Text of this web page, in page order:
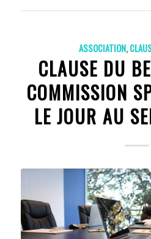
ASSOCIATION,
CLAUSE DU
COMMISSION
LE JOUR AU